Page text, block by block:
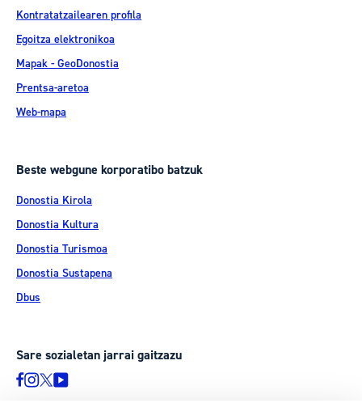
Kontratatzailearen profila
Egoitza elektronikoa
Mapak - GeoDonostia
Prentsa-aretoa
Web-mapa
Beste webgune korporatibo batzuk
Donostia Kirola
Donostia Kultura
Donostia Turismoa
Donostia Sustapena
Dbus
Sare sozialetan jarrai gaitzazu